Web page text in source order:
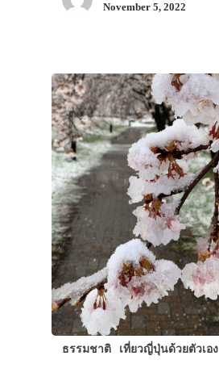
November 5, 2022
ธรรมชาติ เที่ยวญี่ปุ่นด้วยตัวเอง